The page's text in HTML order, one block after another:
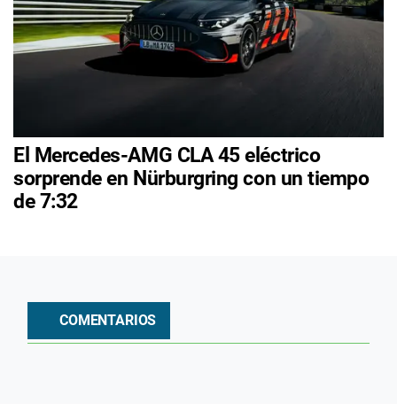
El Mercedes-AMG CLA 45 eléctrico
sorprende en Nürburgring con un tiempo
de 7:32
COMENTARIOS